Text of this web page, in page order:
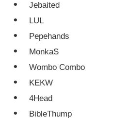
Jebaited
LUL
Pepehands
MonkaS
Wombo Combo
KEKW
4Head
BibleThump